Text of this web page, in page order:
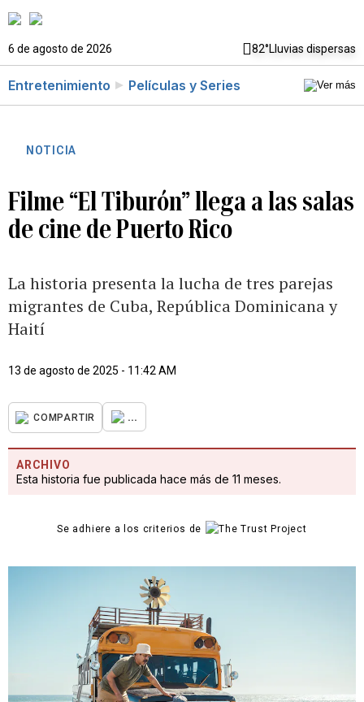
6 de agosto de 2026 82°Lluvias dispersas
Entretenimiento Películas y Series
NOTICIA
Filme “El Tiburón” llega a las salas
de cine de Puerto Rico
La historia presenta la lucha de tres parejas
migrantes de Cuba, República Dominicana y
Haití
13 de agosto de 2025 - 11:42 AM
COMPARTIR ...
ARCHIVO
Esta historia fue publicada hace más de 11 meses.
Se adhiere a los criterios de